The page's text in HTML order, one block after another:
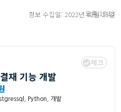
정보 수집일: 2022년 02월 23일
오후 10:13
체크
재 기능 개발
Python
개발